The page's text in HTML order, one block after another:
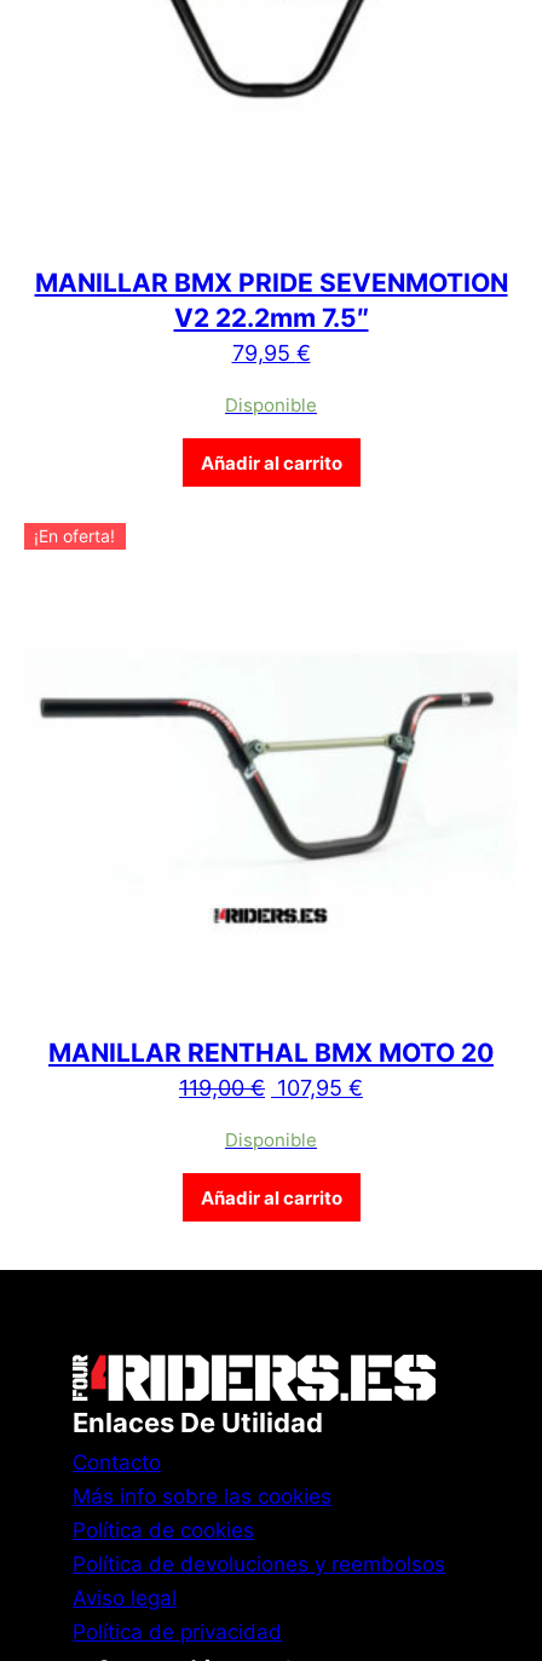
MANILLAR BMX PRIDE SEVENMOTION
V2 22.2mm 7.5″
79,95 €
Disponible
Añadir al carrito
¡En oferta!
MANILLAR RENTHAL BMX MOTO 20
119,00€ El precio original era:
107,95 €
Disponible
Añadir al carrito
Enlaces De Utilidad
Contacto
Más info sobre las cookies
Política de cookies
Política de devoluciones y reembolsos
Aviso legal
Política de privacidad